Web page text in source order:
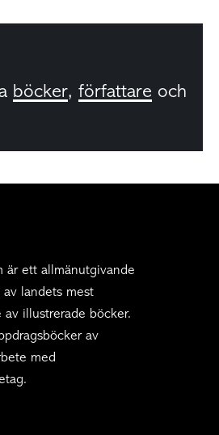
böcker, författare och
är ett allmänutgivande
landets mest
illustrerade böcker.
av
med